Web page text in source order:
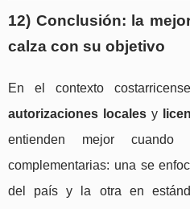
12) Conclusión: la
calza con su objetivo
En el contexto
autorizaciones locales y
entienden mejor
complementarias: una se
del país y la otra en